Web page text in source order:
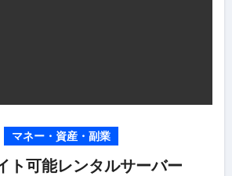
マネー・資産・副業
ト可能レンタルサーバー